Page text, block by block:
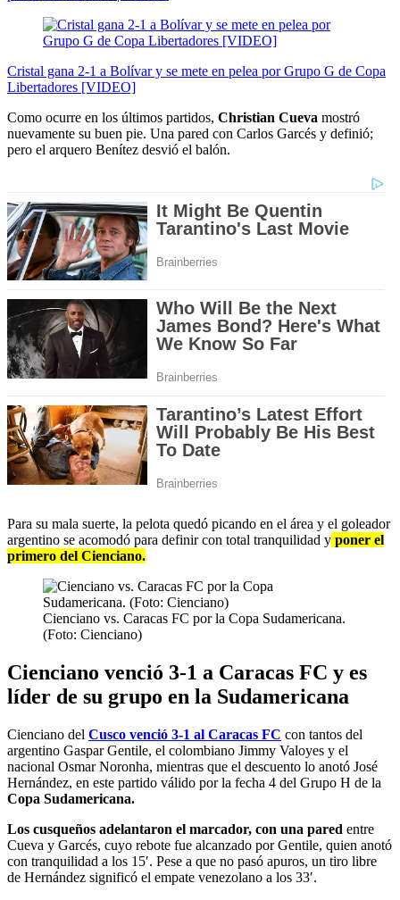
Cristal gana 2-1 a Bolívar y se mete en pelea por Grupo G de Copa
Libertadores [VIDEO]
Como ocurre en los últimos partidos, Christian Cueva mostró
nuevamente su buen pie. Una pared con Carlos Garcés y definió;
pero el arquero Benítez desvió el balón.
Para su mala suerte, la pelota quedó picando en el área y el goleador
argentino se acomodó para definir con total tranquilidad y poner el
primero del Cienciano.
Cienciano vs. Caracas FC por la Copa Sudamericana.
(Foto: Cienciano)
Cienciano venció 3-1 a Caracas FC y es
líder de su grupo en la Sudamericana
Cienciano del Cusco venció 3-1 al Caracas FC con tantos del
argentino Gaspar Gentile, el colombiano Jimmy Valoyes y el
nacional Osmar Noronha, mientras que el descuento lo anotó José
Hernández, en este partido válido por la fecha 4 del Grupo H de la
Copa Sudamericana.
Los cusqueños adelantaron el marcador, con una pared entre
Cueva y Garcés, cuyo rebote fue alcanzado por Gentile, quien anotó
con tranquilidad a los 15′. Pese a que no pasó apuros, un tiro libre
de Hernández significó el empate venezolano a los 33′.